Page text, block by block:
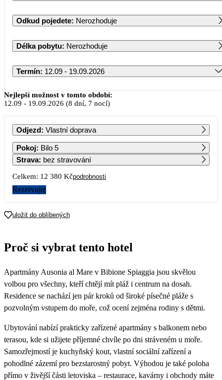
Odkud pojedete: Nerozhoduje
Délka pobytu: Nerozhoduje
Termín: 12.09 - 19.09.2026
Září 2026
PO ÚT ST ČT PÁ SO NE
1 2 3 4 5 6
7 8 9 10 11 12 13
8 780 6 190
21
28 29 30
Nejlepší možnost v tomto období:
12.09 - 19.09.2026 (8 dní, 7 nocí)
Odjezd: Vlastní doprava
Pokoj: Bilo 5
Strava: bez stravování
Celkem: 12 380 Kčpodrobnosti
Rezervujte
uložit do oblíbených
Proč si vybrat tento hotel
Apartmány Ausonia al Mare v Bibione Spiaggia jsou skvělou
volbou pro všechny, kteří chtějí mít pláž i centrum na dosah.
Residence se nachází jen pár kroků od široké písečné pláže s
pozvolným vstupem do moře, což ocení zejména rodiny s dětmi.
Ubytování nabízí prakticky zařízené apartmány s balkonem nebo
terasou, kde si užijete příjemné chvíle po dni stráveném u moře.
Samozřejmostí je kuchyňský kout, vlastní sociální zařízení a
pohodlné zázemí pro bezstarostný pobyt. Výhodou je také poloha
přímo v živější části letoviska – restaurace, kavárny i obchody máte